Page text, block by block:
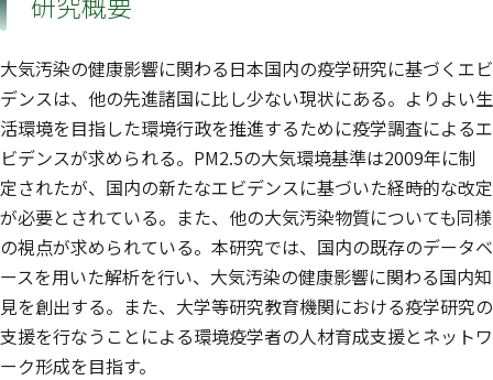
大気汚染の健康影響に関わる日本国内の疫学研究に基づくエビ
デンスは、他の先進諸国に比し少ない現状にある。よりよい生
活環境を目指した環境行政を推進するために疫学調査によるエ
ビデンスが求められる。PM2.5の大気環境基準は2009年に制
定されたが、国内の新たなエビデンスに基づいた経時的な改定
が必要とされている。また、他の大気汚染物質についても同様
の視点が求められている。本研究では、国内の既存のデータベ
ースを用いた解析を行い、大気汚染の健康影響に関わる国内知
見を創出する。また、大学等研究教育機関における疫学研究の
支援を行なうことによる環境疫学者の人材育成支援とネットワ
ーク形成を目指す。